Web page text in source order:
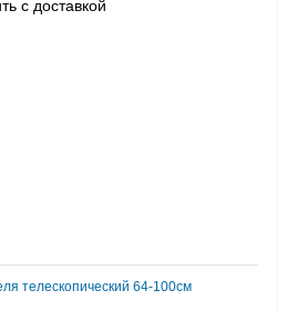
телескопический 64-100см